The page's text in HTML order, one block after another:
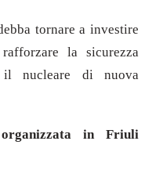
tornare a investire
la sicurezza
il nucleare di nuova
organizzata in Friuli